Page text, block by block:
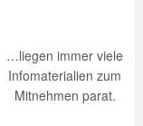
…liegen immer viele
Infomaterialien zum
Mitnehmen parat.